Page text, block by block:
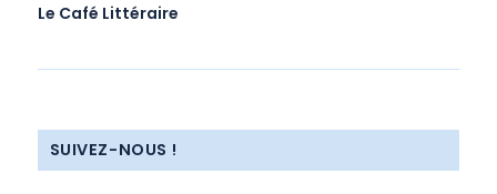
Le Café Littéraire
SUIVEZ-NOUS !